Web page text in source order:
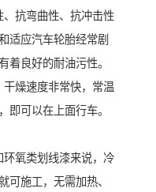
抗弯曲性、抗冲击性
适应汽车轮胎经常剧
着良好的耐油污性。
燥速度非常快，常温
即可以在上面行车。
氧类划线漆来说，冷
可施工，无需加热、